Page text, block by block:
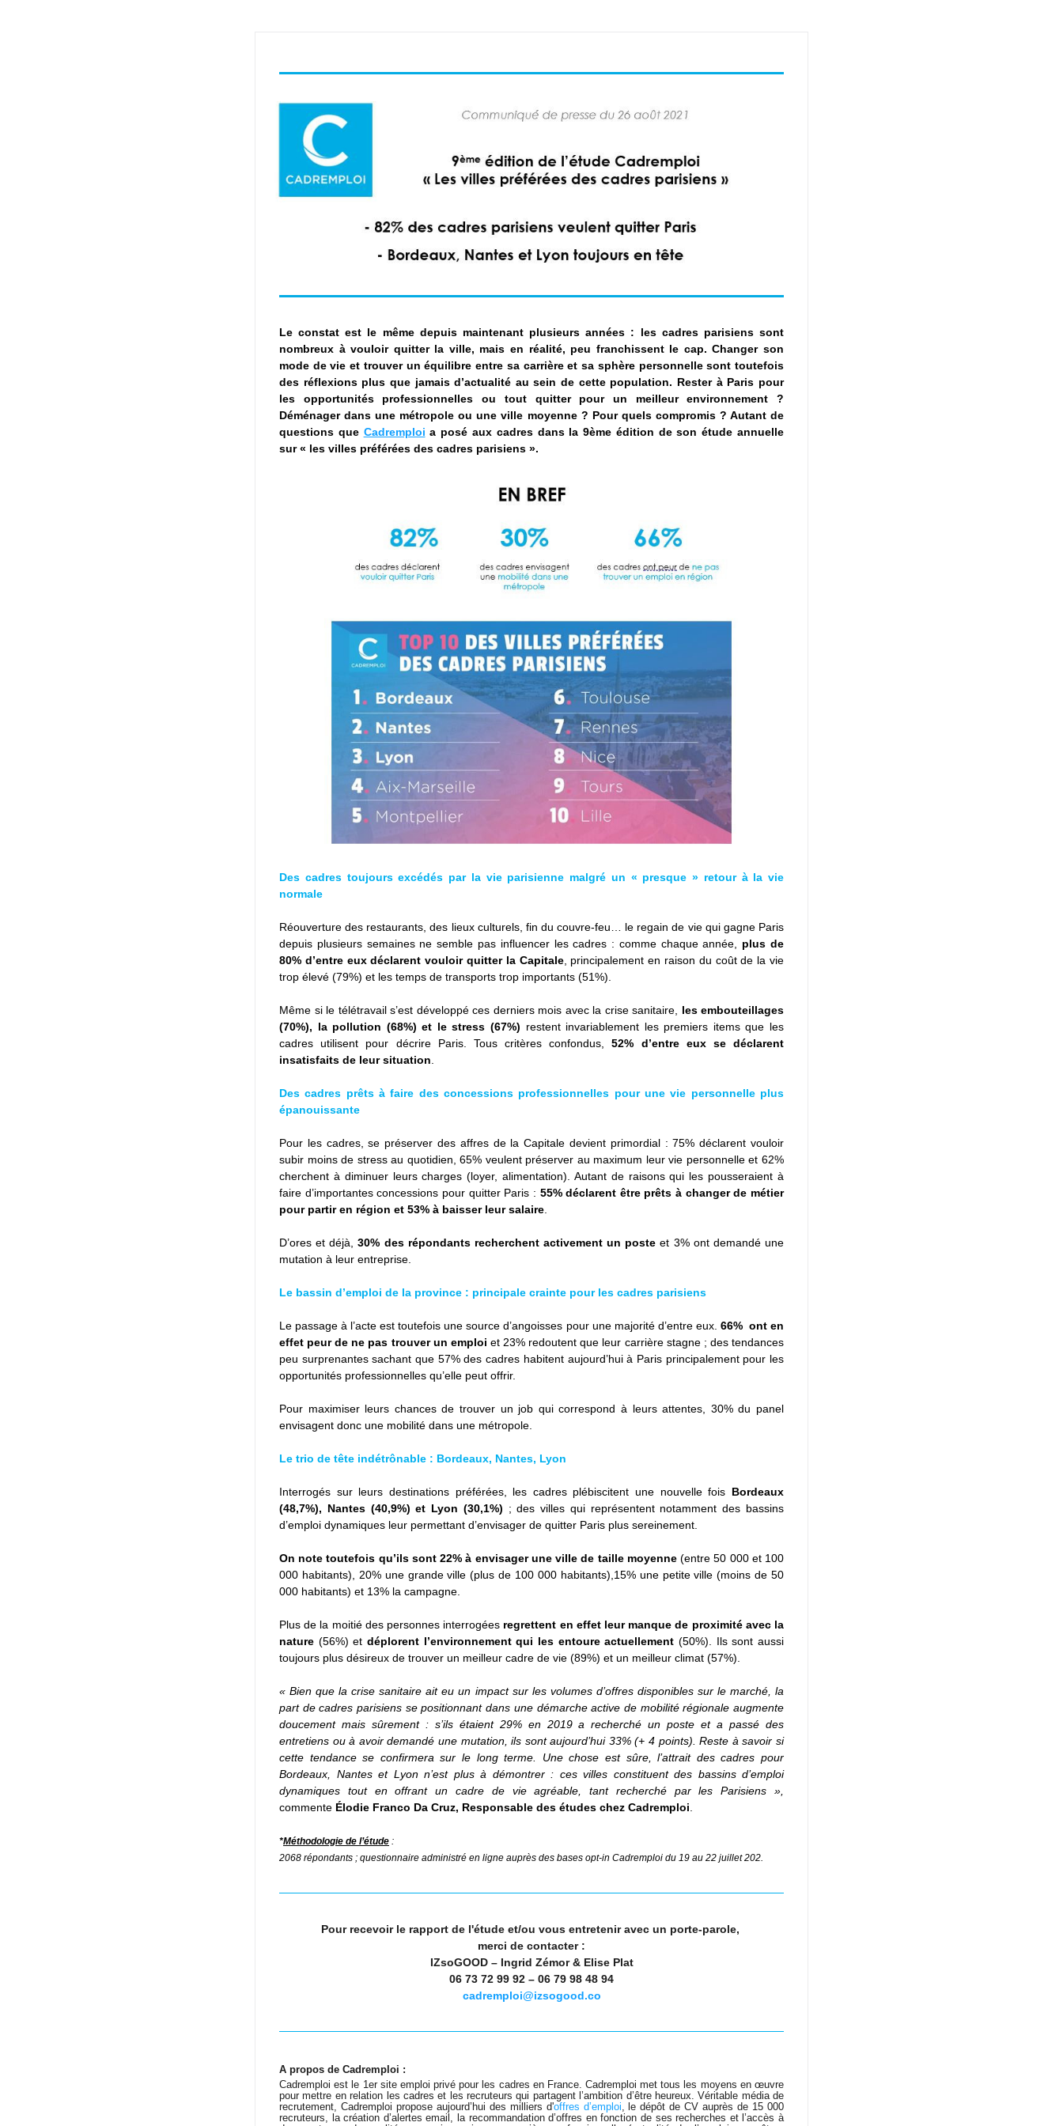
Le constat est le même depuis maintenant plusieurs années : les cadres parisiens sont
nombreux à vouloir quitter la ville, mais en réalité, peu franchissent le cap. Changer son
mode de vie et trouver un équilibre entre sa carrière et sa sphère personnelle sont toutefois
des réflexions plus que jamais d’actualité au sein de cette population. Rester à Paris pour
les opportunités professionnelles ou tout quitter pour un meilleur environnement ?
Déménager dans une métropole ou une ville moyenne ? Pour quels compromis ? Autant de
questions que Cadremploi a posé aux cadres dans la 9ème édition de son étude annuelle
sur « les villes préférées des cadres parisiens ».
Des cadres toujours excédés par la vie parisienne malgré un « presque » retour à la vie
normale
Réouverture des restaurants, des lieux culturels, fin du couvre-feu… le regain de vie qui gagne Paris
depuis plusieurs semaines ne semble pas influencer les cadres : comme chaque année, plus de
80% d’entre eux déclarent vouloir quitter la Capitale, principalement en raison du coût de la vie
trop élevé (79%) et les temps de transports trop importants (51%).
Même si le télétravail s’est développé ces derniers mois avec la crise sanitaire, les embouteillages
(70%), la pollution (68%) et le stress (67%) restent invariablement les premiers items que les
cadres utilisent pour décrire Paris. Tous critères confondus, 52% d’entre eux se déclarent
insatisfaits de leur situation
Des cadres prêts à faire des concessions professionnelles pour une vie personnelle plus
épanouissante
Pour les cadres, se préserver des affres de la Capitale devient primordial : 75% déclarent vouloir
subir moins de stress au quotidien, 65% veulent préserver au maximum leur vie personnelle et 62%
cherchent à diminuer leurs charges (loyer, alimentation). Autant de raisons qui les pousseraient à
faire d’importantes concessions pour quitter Paris : 55% déclarent être prêts à changer de métier
pour partir en région et 53% à baisser leur salaire
D’ores et déjà, 30% des répondants recherchent activement un poste et 3% ont demandé une
mutation à leur entreprise.
Le bassin d’emploi de la province : principale crainte pour les cadres parisiens
Le passage à l’acte est toutefois une source d’angoisses pour une majorité d’entre eux. 66%  ont en
effet peur de ne pas trouver un emploi et 23% redoutent que leur carrière stagne ; des tendances
peu surprenantes sachant que 57% des cadres habitent aujourd’hui à Paris principalement pour les
opportunités professionnelles qu’elle peut offrir.
Pour maximiser leurs chances de trouver un job qui correspond à leurs attentes, 30% du panel
envisagent donc une mobilité dans une métropole.
Le trio de tête indétrônable : Bordeaux, Nantes, Lyon
Interrogés sur leurs destinations préférées, les cadres plébiscitent une nouvelle fois Bordeaux
(48,7%), Nantes (40,9%) et Lyon (30,1%) ; des villes qui représentent notamment des bassins
d’emploi dynamiques leur permettant d’envisager de quitter Paris plus sereinement.
On note toutefois qu’ils sont 22% à envisager une ville de taille moyenne (entre 50 000 et 100
000 habitants), 20% une grande ville (plus de 100 000 habitants),15% une petite ville (moins de 50
000 habitants) et 13% la campagne.
Plus de la moitié des personnes interrogées regrettent en effet leur manque de proximité avec la
nature (56%) et déplorent l’environnement qui les entoure actuellement (50%). Ils sont aussi
toujours plus désireux de trouver un meilleur cadre de vie (89%) et un meilleur climat (57%).
« Bien que la crise sanitaire ait eu un impact sur les volumes d’offres disponibles sur le marché, la
part de cadres parisiens se positionnant dans une démarche active de mobilité régionale augmente
doucement mais sûrement : s’ils étaient 29% en 2019 a recherché un poste et a passé des
entretiens ou à avoir demandé une mutation, ils sont aujourd’hui 33% (+ 4 points). Reste à savoir si
cette tendance se confirmera sur le long terme. Une chose est sûre, l’attrait des cadres pour
Bordeaux, Nantes et Lyon n’est plus à démontrer : ces villes constituent des bassins d’emploi
dynamiques tout en offrant un cadre de vie agréable, tant recherché par les Parisiens »,
commente Élodie Franco Da Cruz, Responsable des études chez Cadremploi
*Méthodologie de l’étude :
2068 répondants ; questionnaire administré en ligne auprès des bases opt-in Cadremploi du 19 au 22 juillet 202.
Pour recevoir le rapport de l'étude et/ou vous entretenir avec un porte-parole,
merci de contacter :
IZsoGOOD – Ingrid Zémor & Elise Plat
06 73 72 99 92 – 06 79 98 48 94
cadremploi@izsogood.co
A propos de Cadremploi :
Cadremploi est le 1er site emploi privé pour les cadres en France. Cadremploi met tous les moyens en œuvre
recrutement, Cadremploi propose aujourd’hui des milliers d'offres d’emploi, le dépôt de CV auprès de 15 000
recruteurs, la création d’alertes email, la recommandation d’offres en fonction de ses recherches et l’accès à